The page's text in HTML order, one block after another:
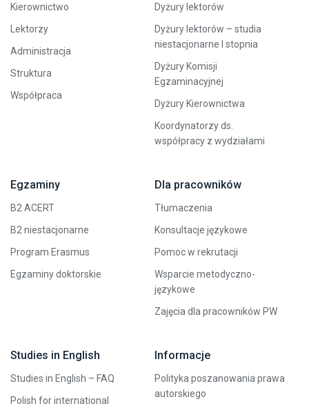
Kierownictwo
Lektorzy
Administracja
Struktura
Współpraca
Dyżury lektorów
Dyżury lektorów – studia
niestacjonarne I stopnia
Dyżury Komisji
Egzaminacyjnej
Dyżury Kierownictwa
Koordynatorzy ds.
współpracy z wydziałami
Egzaminy
B2 ACERT
B2 niestacjonarne
Program Erasmus
Egzaminy doktorskie
Dla pracowników
Tłumaczenia
Konsultacje językowe
Pomoc w rekrutacji
Wsparcie metodyczno-
językowe
Zajęcia dla pracowników PW
Studies in English
Studies in English – FAQ
Polish for international
Informacje
Polityka poszanowania prawa
autorskiego